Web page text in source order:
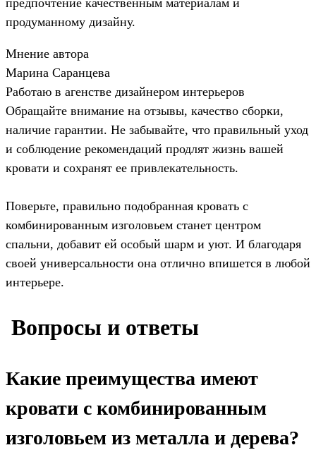
продуманному дизайну.
Мнение автора
Марина Саранцева
Работаю в агенстве дизайнером интерьеров
Обращайте внимание на отзывы, качество сборки,
наличие гарантии. Не забывайте, что правильный уход
и соблюдение рекомендаций продлят жизнь вашей
кровати и сохранят ее привлекательность.
Поверьте, правильно подобранная кровать с
комбинированным изголовьем станет центром
спальни, добавит ей особый шарм и уют. И благодаря
своей универсальности она отлично впишется в любой
интерьере.
️ Вопросы и ответы
Какие преимущества имеют
кровати с комбинированным
изголовьем из металла и дерева?